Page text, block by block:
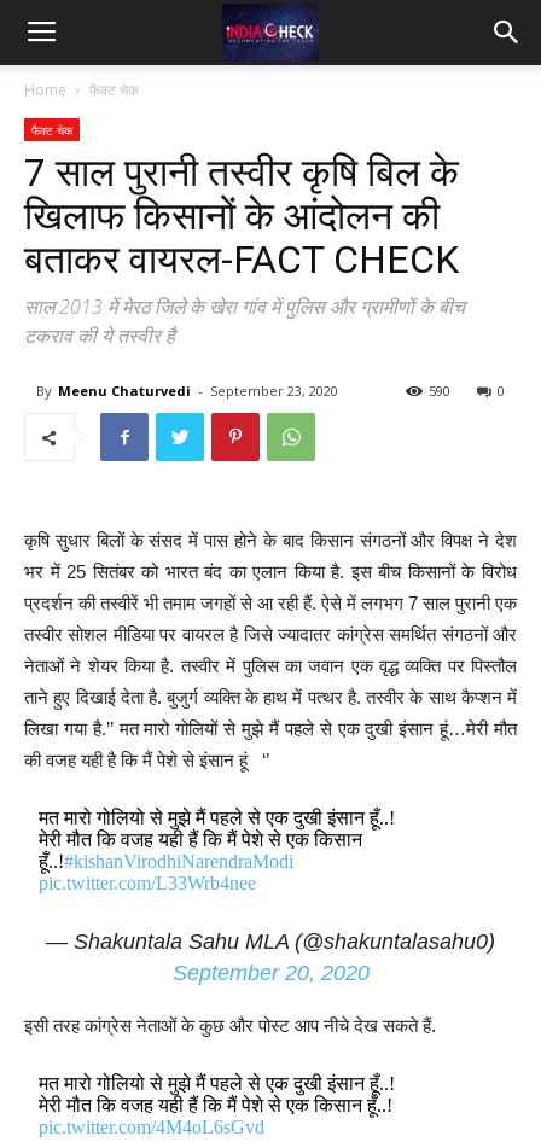
IndiaCheck
Home फैक्ट चेक
फैक्ट चेक
7 साल पुरानी तस्वीर कृषि बिल के
खिलाफ किसानों के आंदोलन की
बताकर वायरल-FACT CHECK
साल 2013 में मेरठ जिले के खेरा गांव में पुलिस और ग्रामीणों के बीच
टकराव की ये तस्वीर है
By Meenu Chaturvedi - September 23, 2020 0
590
कृषि सुधार बिलों के संसद में पास होने के बाद किसान संगठनों और विपक्ष ने देश
भर में 25 सितंबर को भारत बंद का एलान किया है. इस बीच किसानों के विरोध
प्रदर्शन की तस्वीरें भी तमाम जगहों से आ रही हैं. ऐसे में लगभग 7 साल पुरानी एक
तस्वीर सोशल मीडिया पर वायरल है जिसे ज्यादातर कांग्रेस समर्थित संगठनों और
नेताओं ने शेयर किया है. तस्वीर में पुलिस का जवान एक वृद्ध व्यक्ति पर पिस्तौल
ताने हुए दिखाई देता है. बुजुर्ग व्यक्ति के हाथ में पत्थर है. तस्वीर के साथ कैप्शन में
लिखा गया है.’’ मत मारो गोलियों से मुझे मैं पहले से एक दुखी इंसान हूं…मेरी मौत
की वजह यही है कि मैं पेशे से इंसान हूं ‘’
मत मारो गोलियो से मुझे मैं पहले से एक दुखी इंसान हूँ..!
मेरी मौत कि वजह यही हैं कि मैं पेशे से एक किसान
हूँ..!#kishanVirodhiNarendraModi
pic.twitter.com/L33Wrb4nee
— Shakuntala Sahu MLA (@shakuntalasahu0)
September 20, 2020
इसी तरह कांग्रेस नेताओं के कुछ और पोस्ट आप नीचे देख सकते हैं.
मत मारो गोलियो से मुझे मैं पहले से एक दुखी इंसान हूँ..!
मेरी मौत कि वजह यही हैं कि मैं पेशे से एक किसान हूँ..!
pic.twitter.com/4M4oL6sGvd